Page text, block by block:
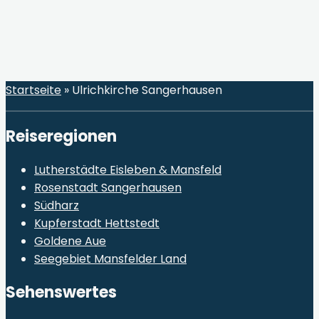
Startseite » Ulrichkirche Sangerhausen
Reiseregionen
Lutherstädte Eisleben & Mansfeld
Rosenstadt Sangerhausen
Südharz
Kupferstadt Hettstedt
Goldene Aue
Seegebiet Mansfelder Land
Sehenswertes